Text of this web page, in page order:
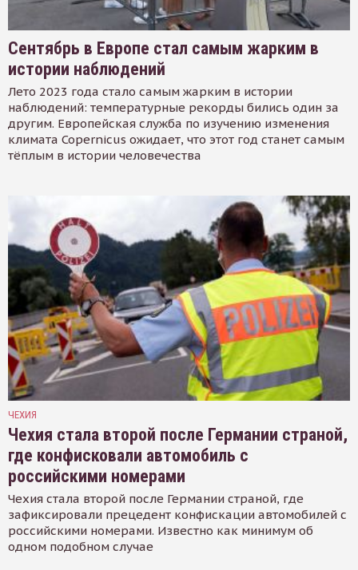
Сентябрь в Европе стал самым жарким в
истории наблюдений
Лето 2023 года стало самым жарким в истории
наблюдений: температурные рекорды бились один за
другим. Европейская служба по изучению изменения
климата Copernicus ожидает, что этот год станет самым
тёплым в истории человечества
ЧЕХИЯ
Чехия стала второй после Германии страной,
где конфисковали автомобиль с
российскими номерами
Чехия стала второй после Германии страной, где
зафиксировали прецедент конфискации автомобилей с
российскими номерами. Известно как минимум об
одном подобном случае